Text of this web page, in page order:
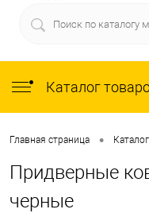
Каталог
Главная страница •
Придверные
черные